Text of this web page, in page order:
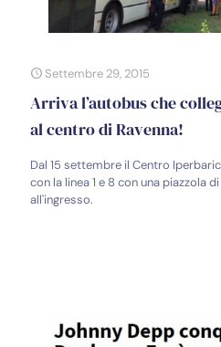
Settembre 29, 2015
Arriva l’autobus che
al centro di Ravenna!
Dal 15 settembre il Centro
con la linea 1 e 8 con una piazzola
all'ingresso.